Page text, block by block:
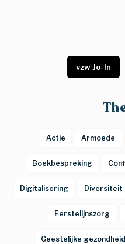
Actie Armoede
Boekbespreking
Digitalisering Diversiteit
Eerstelijnszorg
Geestelijke gezondheid
vzw Jo-In